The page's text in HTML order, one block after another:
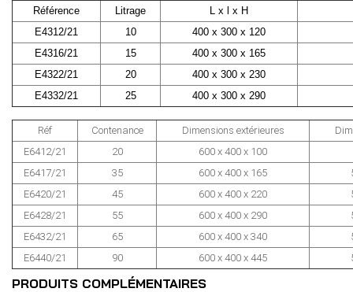
Référence Litrage
L x l x H
E4312/21
10
400 x 300 x 120
E4316/21
15
400 x 300 x 165
E4322/21
20
400 x 300 x 230
E4332/21
25 400 x 300 x 290
Réf Contenance Dimensions extérieures
E6412/21
20
600 x 400 x 100
E6417/21
35 600 x 400 x 165
E6420/21
45 600 x 400 x 220
E6428/21
55 600 x 400 x 290
E6432/21
65 600 x 400 x 340
E6440/21
90 600 x 400 x 445
PRODUITS COMPLÉMENTAIRES